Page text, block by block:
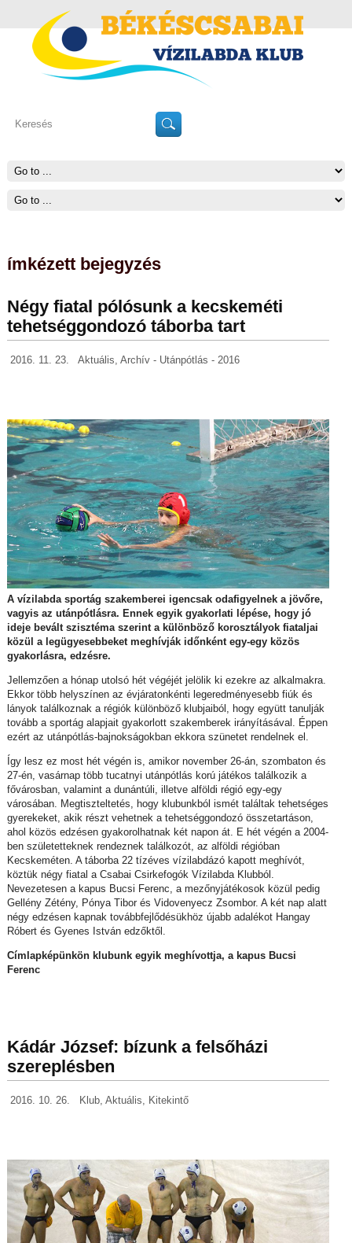
ímkézett bejegyzés
Négy fiatal pólósunk a kecskeméti
tehetséggondozó táborba tart
2016. 11. 23. Aktuális, Archív - Utánpótlás - 2016
A vízilabda sportág szakemberei igencsak odafigyelnek a jövőre,
vagyis az utánpótlásra. Ennek egyik gyakorlati lépése, hogy jó
ideje bevált szisztéma szerint a különböző korosztályok fiataljai
közül a legügyesebbeket meghívják időnként egy-egy közös
gyakorlásra, edzésre.
Jellemzően a hónap utolsó hét végéjét jelölik ki ezekre az alkalmakra.
Ekkor több helyszínen az évjáratonkénti legeredményesebb fiúk és
lányok találkoznak a régiók különböző klubjaiból, hogy együtt tanulják
tovább a sportág alapjait gyakorlott szakemberek irányításával. Éppen
ezért az utánpótlás-bajnokságokban ekkora szünetet rendelnek el.
Így lesz ez most hét végén is, amikor november 26-án, szombaton és
27-én, vasárnap több tucatnyi utánpótlás korú játékos találkozik a
fővárosban, valamint a dunántúli, illetve alföldi régió egy-egy
városában. Megtiszteltetés, hogy klubunkból ismét találtak tehetséges
gyerekeket, akik részt vehetnek a tehetséggondozó összetartáson,
ahol közös edzésen gyakorolhatnak két napon át. E hét végén a 2004-
ben születetteknek rendeznek találkozót, az alföldi régióban
Kecskeméten. A táborba 22 tízéves vízilabdázó kapott meghívót,
köztük négy fiatal a Csabai Csirkefogók Vízilabda Klubból.
Nevezetesen a kapus Bucsi Ferenc, a mezőnyjátékosok közül pedig
Gellény Zétény, Pónya Tibor és Vidovenyecz Zsombor. A két nap alatt
négy edzésen kapnak továbbfejlődésükhöz újabb adalékot Hangay
Róbert és Gyenes István edzőktől.
Címlapképünkön klubunk egyik meghívottja, a kapus Bucsi
Ferenc
Kádár József: bízunk a felsőházi
szereplésben
2016. 10. 26. Klub, Aktuális Kitekintő